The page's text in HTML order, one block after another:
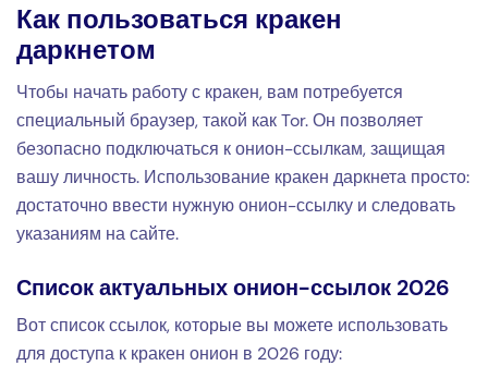
Как пользоваться кракен
даркнетом
Чтобы начать работу с кракен, вам потребуется
специальный браузер, такой как Tor. Он позволяет
безопасно подключаться к онион-ссылкам, защищая
вашу личность. Использование кракен даркнета просто:
достаточно ввести нужную онион-ссылку и следовать
указаниям на сайте.
Список актуальных онион-ссылок 2026
Вот список ссылок, которые вы можете использовать
для доступа к кракен онион в 2026 году: